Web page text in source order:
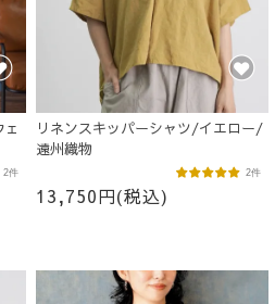
2件
リネンスキッパーシャツ/イエロー/
遠州織物
13,750円(税込)
2件